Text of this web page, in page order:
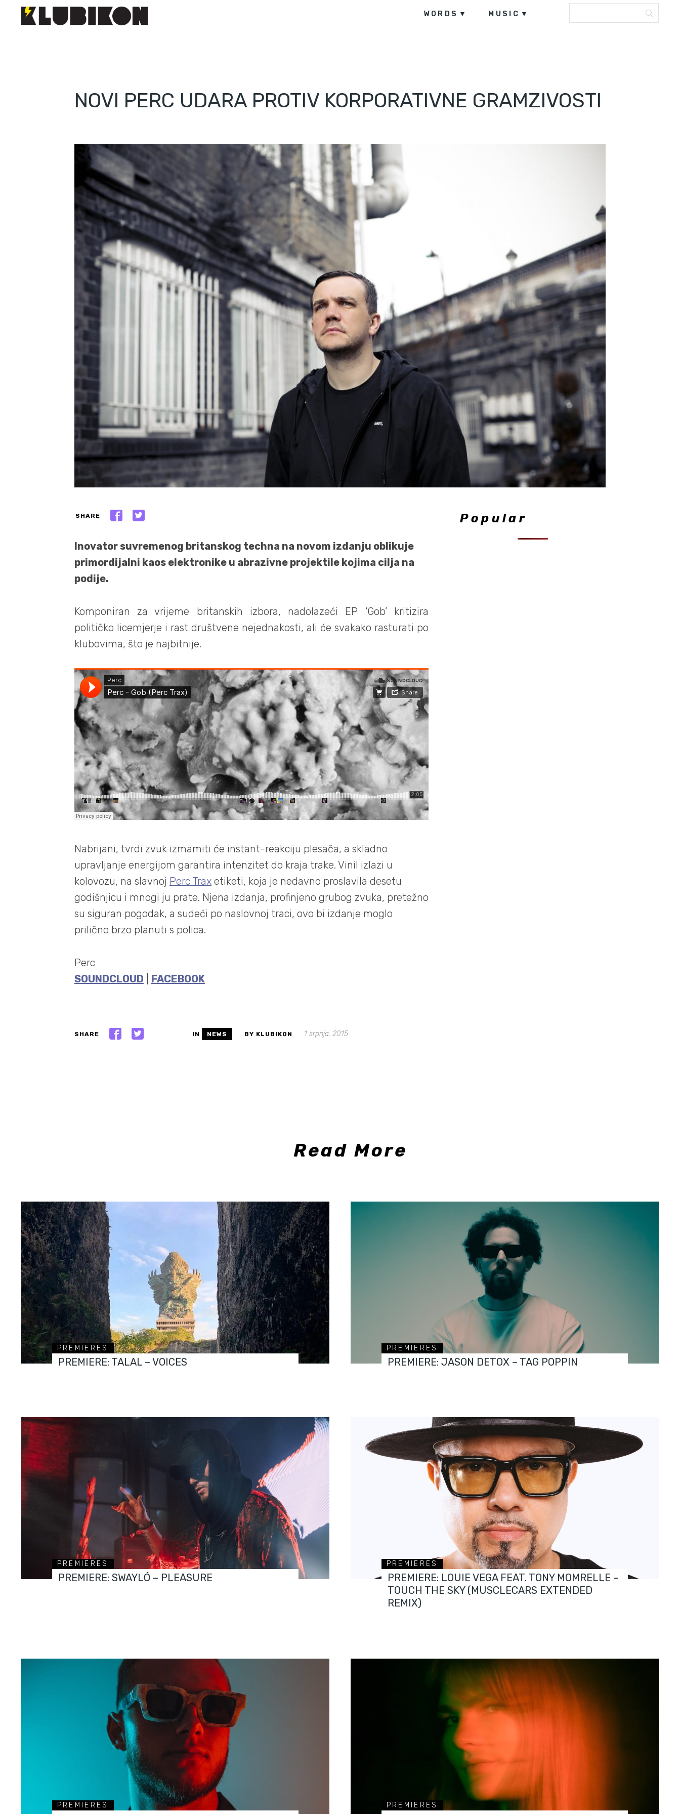
WORDS MUSIC
NOVI PERC UDARA PROTIV KORPORATIVNE GRAMZIVOSTI
SHARE
Inovator suvremenog britanskog techna na novom izdanju oblikuje
primordijalni kaos elektronike u abrazivne projektile kojima cilja na
podije.
Komponiran za vrijeme britanskih izbora, nadolazeći EP ‘Gob’ kritizira
političko licemjerje i rast društvene nejednakosti, ali će svakako rasturati po
klubovima, što je najbitnije.
Nabrijani, tvrdi zvuk izmamiti će instant-reakciju plesača, a skladno
upravljanje energijom garantira intenzitet do kraja trake. Vinil izlazi u
kolovozu, na slavnoj Perc Traxetiketi, koja je nedavno proslavila desetu
godišnjicu i mnogi ju prate. Njena izdanja, profinjeno grubog zvuka, pretežno
su siguran pogodak, a sudeći po naslovnoj traci, ovo bi izdanje moglo
prilično brzo planuti s polica.
Perc
SOUNDCLOUD
FACEBOOK
SHARE IN NEWS BY KLUBIKON 1 srpnja, 2015
Popular
Read More
PREMIERES
PREMIERE: TALAL – VOICES
PREMIERES
PREMIERE: JASON DETOX – TAG POPPIN
PREMIERES
PREMIERE: SWAYLÓ – PLEASURE
PREMIERES
PREMIERE: LOUIE VEGA FEAT. TONY MOMRELLE –
TOUCH THE SKY (MUSCLECARS EXTENDED
REMIX)
PREMIERES PREMIERES